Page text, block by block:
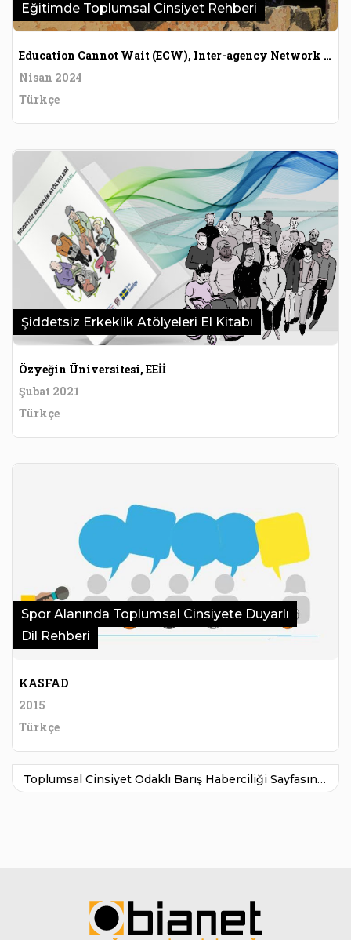
Eğitimde Toplumsal Cinsiyet Rehberi
Education Cannot Wait (ECW), Inter-agency Network for Education in Emergencies ), United Nations Girls’ Education Initiative
Nisan 2024
Türkçe
Şiddetsiz Erkeklik Atölyeleri El Kitabı
Özyeğin Üniversitesi, EEİİ
Şubat 2021
Türkçe
Spor Alanında Toplumsal Cinsiyete Duyarlı
Dil Rehberi
KASFAD
2015
Türkçe
Toplumsal Cinsiyet Odaklı Barış Haberciliği Sayfasına Git